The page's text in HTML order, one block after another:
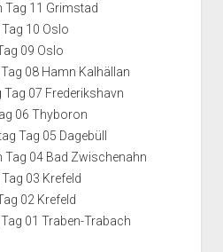
Tag 11 Grimstad
10 Oslo
09 Oslo
08 Hamn Kalhällan
07 Frederikshavn
06 Thyboron
Tag 05 Dagebüll
04 Bad Zwischenahn
03 Krefeld
02 Krefeld
01 Traben-Trabach